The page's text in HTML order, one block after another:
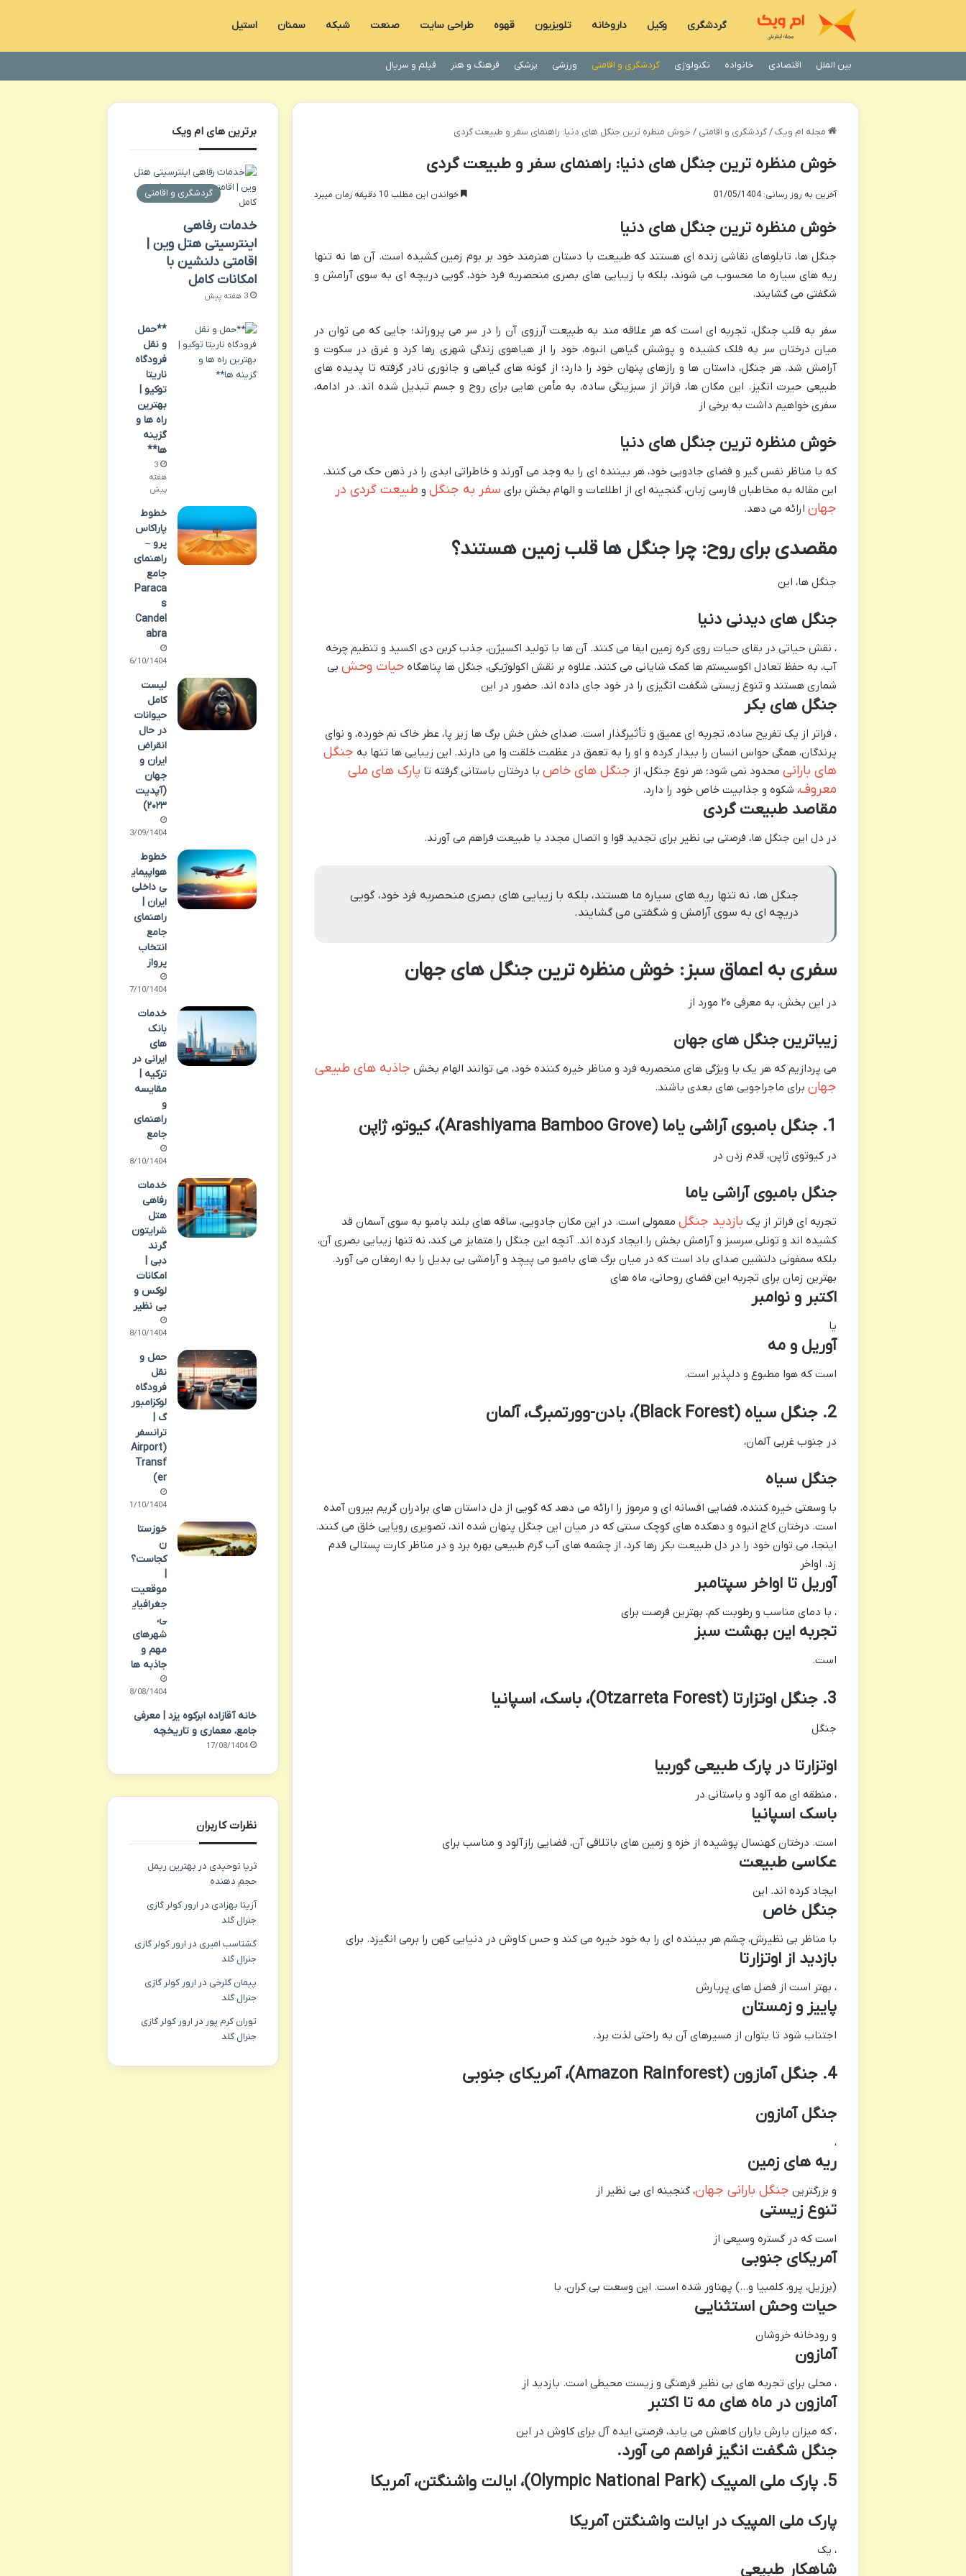
گردشگری وکیل داروخانه تلویزیون قهوه طراحی سایت صنعت شبکه سمنان استیل
بین الملل اقتصادی خانواده تکنولوژی گردشگری و اقامتی ورزشی پزشکی فرهنگ و هنر فیلم و سریال
مجله ام ویک / گردشگری و اقامتی / خوش منظره ترین جنگل های دنیا: راهنمای سفر و طبیعت گردی
خوش منظره ترین جنگل های دنیا: راهنمای سفر و طبیعت گردی
آخرین به روز رسانی: 01/05/1404 خواندن این مطلب 10 دقیقه زمان میبرد
خوش منظره ترین جنگل های دنیا
جنگل ها، تابلوهای نقاشی زنده ای هستند که طبیعت با دستان هنرمند خود بر بوم زمین کشیده است. آن ها نه تنها
ریه های سیاره ما محسوب می شوند، بلکه با زیبایی های بصری منحصربه فرد خود، گویی دریچه ای به سوی آرامش و
شگفتی می گشایند.
سفر به قلب جنگل، تجربه ای است که هر علاقه مند به طبیعت آرزوی آن را در سر می پروراند؛ جایی که می توان در
میان درختان سر به فلک کشیده و پوشش گیاهی انبوه، خود را از هیاهوی زندگی شهری رها کرد و غرق در سکوت و
آرامش شد. هر جنگل، داستان ها و رازهای پنهان خود را دارد؛ از گونه های گیاهی و جانوری نادر گرفته تا پدیده های
طبیعی حیرت انگیز. این مکان ها، فراتر از سبزینگی ساده، به مأمن هایی برای روح و جسم تبدیل شده اند. در ادامه،
سفری خواهیم داشت به برخی از
خوش منظره ترین جنگل های دنیا
که با مناظر نفس گیر و فضای جادویی خود، هر بیننده ای را به وجد می آورند و خاطراتی ابدی را در ذهن حک می کنند.
این مقاله به مخاطبان فارسی زبان، گنجینه ای از اطلاعات و الهام بخش برای سفر به جنگل و طبیعت گردی در
جهان ارائه می دهد.
مقصدی برای روح: چرا جنگل ها قلب زمین هستند؟
جنگل ها، این
جنگل های دیدنی دنیا
، نقش حیاتی در بقای حیات روی کره زمین ایفا می کنند. آن ها با تولید اکسیژن، جذب کربن دی اکسید و تنظیم چرخه
آب، به حفظ تعادل اکوسیستم ها کمک شایانی می کنند. علاوه بر نقش اکولوژیکی، جنگل ها پناهگاهحیات وحش بی
شماری هستند و تنوع زیستی شگفت انگیزی را در خود جای داده اند. حضور در این
جنگل های بکر
، فراتر از یک تفریح ساده، تجربه ای عمیق و تأثیرگذار است. صدای خش خش برگ ها زیر پا، عطر خاک نم خورده، و نوای
پرندگان، همگی حواس انسان را بیدار کرده و او را به تعمق در عظمت خلقت وا می دارند. این زیبایی ها تنها به جنگل
های بارانی محدود نمی شود؛ هر نوع جنگل، از جنگل های خاص با درختان باستانی گرفته تا پارک های ملی
معروف، شکوه و جذابیت خاص خود را دارد.
مقاصد طبیعت گردی
در دل این جنگل ها، فرصتی بی نظیر برای تجدید قوا و اتصال مجدد با طبیعت فراهم می آورند.
جنگل ها، نه تنها ریه های سیاره ما هستند، بلکه با زیبایی های بصری منحصربه فرد خود، گویی
دریچه ای به سوی آرامش و شگفتی می گشایند.
سفری به اعماق سبز: خوش منظره ترین جنگل های جهان
در این بخش، به معرفی ۲۰ مورد از
زیباترین جنگل های جهان
می پردازیم که هر یک با ویژگی های منحصربه فرد و مناظر خیره کننده خود، می توانند الهام بخش جاذبه های طبیعی
جهان برای ماجراجویی های بعدی باشند.
1. جنگل بامبوی آراشی یاما (Arashiyama Bamboo Grove)، کیوتو، ژاپن
در کیوتوی ژاپن، قدم زدن در
جنگل بامبوی آراشی یاما
تجربه ای فراتر از یک بازدید جنگل معمولی است. در این مکان جادویی، ساقه های بلند بامبو به سوی آسمان قد
کشیده اند و تونلی سرسبز و آرامش بخش را ایجاد کرده اند. آنچه این جنگل را متمایز می کند، نه تنها زیبایی بصری آن،
بلکه سمفونی دلنشین صدای باد است که در میان برگ های بامبو می پیچد و آرامشی بی بدیل را به ارمغان می آورد.
بهترین زمان برای تجربه این فضای روحانی، ماه های
اکتبر و نوامبر
یا
آوریل و مه
است که هوا مطبوع و دلپذیر است.
2. جنگل سیاه (Black Forest)، بادن-وورتمبرگ، آلمان
در جنوب غربی آلمان،
جنگل سیاه
با وسعتی خیره کننده، فضایی افسانه ای و مرموز را ارائه می دهد که گویی از دل داستان های برادران گریم بیرون آمده
است. درختان کاج انبوه و دهکده های کوچک سنتی که در میان این جنگل پنهان شده اند، تصویری رویایی خلق می کنند.
اینجا، می توان خود را در دل طبیعت بکر رها کرد، از چشمه های آب گرم طبیعی بهره برد و در مناظر کارت پستالی قدم
زد. اواخر
آوریل تا اواخر سپتامبر
، با دمای مناسب و رطوبت کم، بهترین فرصت برای
تجربه این بهشت سبز
است.
3. جنگل اوتزارتا (Otzarreta Forest)، باسک، اسپانیا
جنگل
اوتزارتا در پارک طبیعی گوربیا
، منطقه ای مه آلود و باستانی در
باسک اسپانیا
است. درختان کهنسال پوشیده از خزه و زمین های باتلاقی آن، فضایی رازآلود و مناسب برای
عکاسی طبیعت
ایجاد کرده اند. این
جنگل خاص
با مناظر بی نظیرش، چشم هر بیننده ای را به خود خیره می کند و حس کاوش در دنیایی کهن را برمی انگیزد. برای
بازدید از اوتزارتا
، بهتر است از فصل های پربارش
پاییز و زمستان
اجتناب شود تا بتوان از مسیرهای آن به راحتی لذت برد.
4. جنگل آمازون (Amazon Rainforest)، آمریکای جنوبی
جنگل آمازون
،
ریه های زمین
و بزرگترین جنگل بارانی جهان، گنجینه ای بی نظیر از
تنوع زیستی
است که در گستره وسیعی از
آمریکای جنوبی
(برزیل، پرو، کلمبیا و…) پهناور شده است. این وسعت بی کران، با
حیات وحش استثنایی
و رودخانه خروشان
آمازون
، محلی برای تجربه های بی نظیر فرهنگی و زیست محیطی است. بازدید از
آمازون در ماه های مه تا اکتبر
، که میزان بارش باران کاهش می یابد، فرصتی ایده آل برای کاوش در این
جنگل شگفت انگیز فراهم می آورد.
5. پارک ملی المپیک (Olympic National Park)، ایالت واشنگتن، آمریکا
پارک ملی المپیک در ایالت واشنگتن آمریکا
، یک
شاهکار طبیعی
برترین های ام ویک
گردشگری و اقامتی
خدمات رفاهی
اینترسیتی هتل وین |
اقامتی دلنشین با
امکانات کامل
3 هفته پیش
**حمل
و نقل
فرودگاه
ناریتا
توکیو |
بهترین
راه ها و
گزینه
ها**
3
هفته
پیش
خطوط
پاراکاس
پرو –
راهنمای
جامع
Paraca
s
Candel
abra
06/10/1404
لیست
کامل
حیوانات
در حال
انقراض
ایران و
جهان
(آپدیت
۲۰۲۳)
23/09/1404
خطوط
هواپیمای
ی داخلی
ایران |
راهنمای
جامع
انتخاب
پرواز
07/10/1404
خدمات
بانک
های
ایرانی در
ترکیه |
مقایسه
و
راهنمای
جامع
08/10/1404
خدمات
رفاهی
هتل
شرایتون
گرند
دبی |
امکانات
لوکس و
بی نظیر
08/10/1404
حمل و
نقل
فرودگاه
لوکزامبور
گ |
ترانسفر
(Airport
Transf
er)
11/10/1404
خوزستا
ن
کجاست؟
|
موقعیت
جغرافیای
ی،
شهرهای
مهم و
جاذبه ها
18/08/1404
خانه آقازاده ابرکوه یزد | معرفی
جامع، معماری و تاریخچه
17/08/1404
نظرات کاربران
ثریا توحیدی در بهترین ریمل
حجم دهنده
آزیتا بهزادی در ارور کولر گازی
جنرال گلد
گشتاسب امیری در ارور کولر گازی
جنرال گلد
پیمان گلرخی در ارور کولر گازی
جنرال گلد
توران کرم پور در ارور کولر گازی
جنرال گلد